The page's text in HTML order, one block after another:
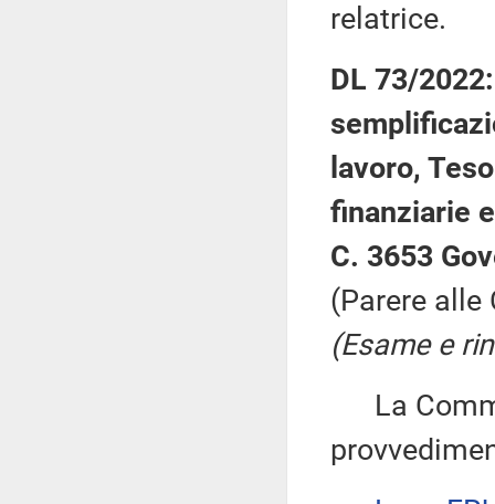
relatrice.
DL 73/
lavoro,
finanziarie
C. 3653
(Parere alle
(Esame e
La